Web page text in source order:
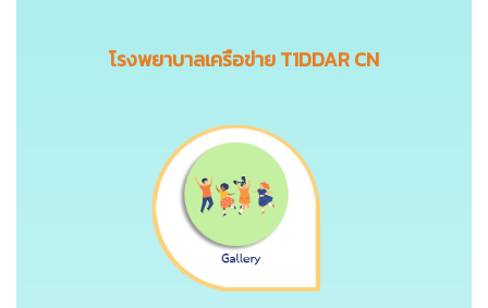
โรงพยาบาลเครือข่าย T1DDAR CN